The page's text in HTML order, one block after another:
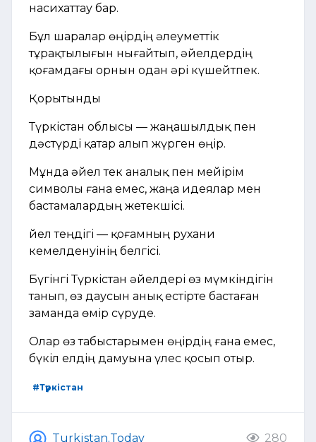
насихаттау бар.
Бұл шаралар өңірдің әлеуметтік
тұрақтылығын нығайтып, әйелдердің
қоғамдағы орнын одан әрі күшейтпек.
Қорытынды
Түркістан облысы — жаңашылдық пен
дәстүрді қатар алып жүрген өңір.
Мұнда әйел тек аналық пен мейірім
символы ғана емес, жаңа идеялар мен
бастамалардың жетекшісі.
Әйел теңдігі — қоғамның рухани
кемелденуінің белгісі.
Бүгінгі Түркістан әйелдері өз мүмкіндігін
танып, өз даусын анық естірте бастаған
заманда өмір сүруде.
Олар өз табыстарымен өңірдің ғана емес,
бүкіл елдің дамуына үлес қосып отыр.
#Түркістан
Turkistan.Today 280